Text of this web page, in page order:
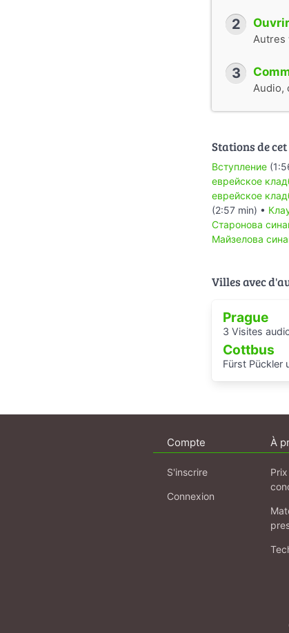
2
Autres
3
Audio,
Stations de
Вступление
еврейское
еврейское
(2:57 min) •
Старонова
Майзелова
Villes avec
Prague
3 Visites
Cottbus
Fürst Pückler und
Compte
S'inscrire
Connexion
À